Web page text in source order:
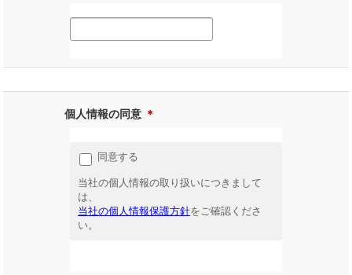
個人情報の同意 ＊
同意する
当社の個人情報の取り扱いにつきまして
は、
当社の個人情報保護方針をご確認くださ
い。